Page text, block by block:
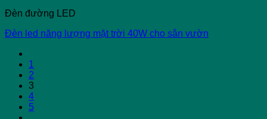
Đèn đường LED
Đèn led năng lượng mặt trời 40W cho sân vườn
1
2
3
4
5